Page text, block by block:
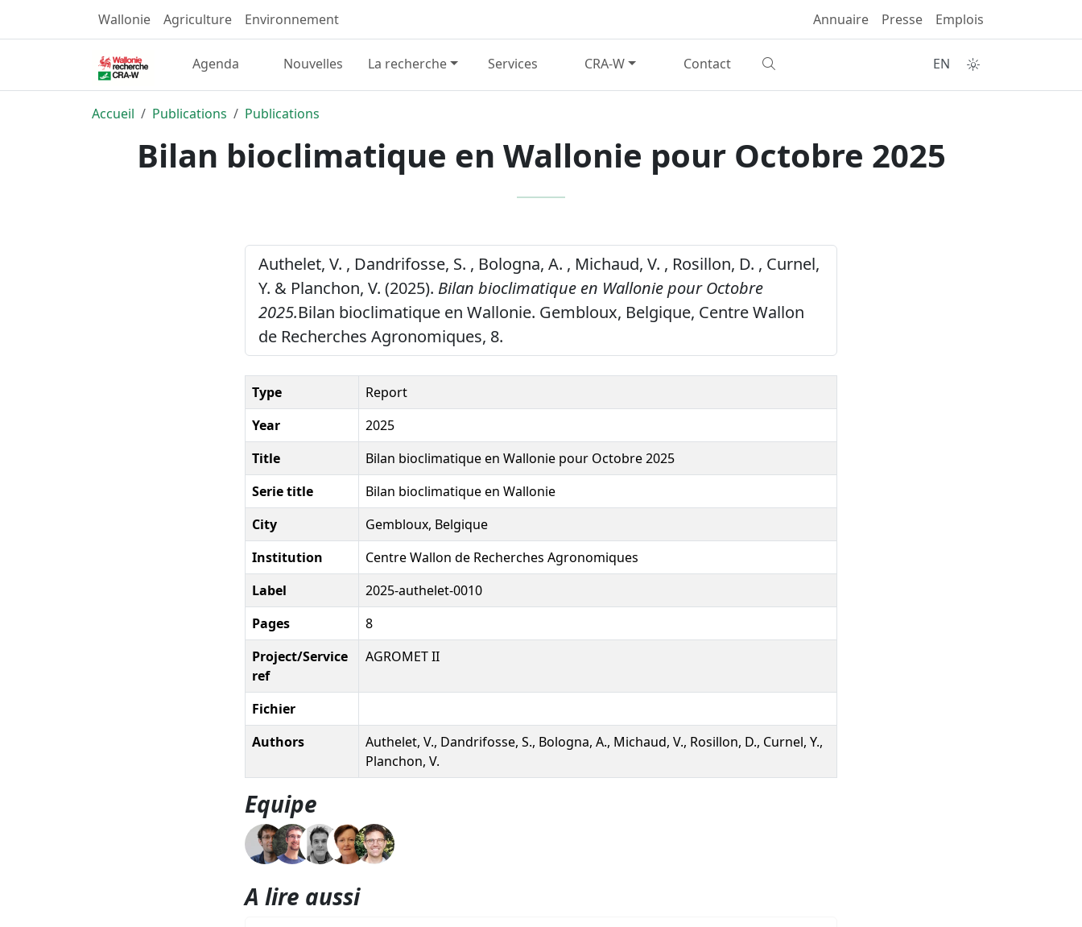
Wallonie Agriculture Environnement Annuaire Presse Emplois
Agenda Nouvelles La recherche Services CRA-W Contact EN
Accueil Publications Publications
Bilan bioclimatique en Wallonie pour Octobre 2025
Authelet, V. , Dandrifosse, S. , Bologna, A. , Michaud, V. , Rosillon, D. , Curnel,
Y. & Planchon, V. (2025). Bilan bioclimatique en Wallonie pour Octobre
2025.Bilan bioclimatique en Wallonie. Gembloux, Belgique, Centre Wallon
de Recherches Agronomiques, 8.
Type
Report
Year
2025
Title
Bilan bioclimatique en Wallonie pour Octobre 2025
Serie title
Bilan bioclimatique en Wallonie
City
Gembloux, Belgique
Institution
Centre Wallon de Recherches Agronomiques
Label
2025-authelet-0010
Pages
8
Project/Service
ref
AGROMET II
Fichier
Authors
Authelet, V., Dandrifosse, S., Bologna, A., Michaud, V., Rosillon, D., Curnel, Y.,
Planchon, V.
Equipe
A lire aussi